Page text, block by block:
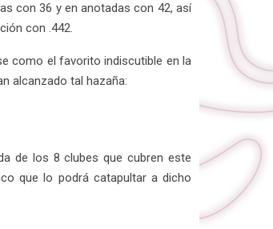
con 36 y en anotadas con 42, así
con .442.
como el favorito indiscutible en la
alcanzado tal hazaña:
de los 8 clubes que cubren este
que lo podrá catapultar a dicho